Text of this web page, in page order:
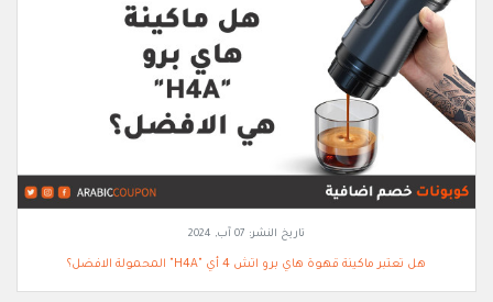
تاريخ النشر: 07 آب, 2024
هل تعتبر ماكينة قهوة هاي برو اتش 4 أي "H4A" المحمولة الافضل؟